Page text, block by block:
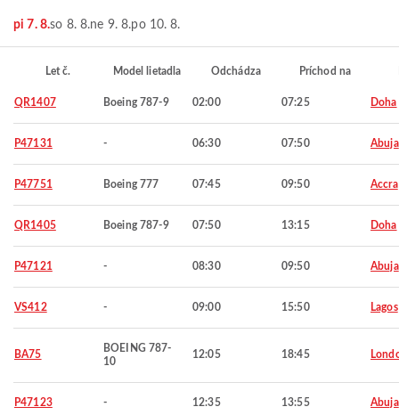
pi 7. 8.so 8. 8.ne 9. 8.po 10. 8.
Let č. Model lietadla Odchádza Príchod na
QR1407 Boeing 787-9 02:00 07:25 Doha
P47131 - 06:30 07:50 Abuja
P47751 Boeing 777 07:45 09:50 Accra
QR1405 Boeing 787-9 07:50 13:15 Doha
P47121 - 08:30 09:50 Abuja
VS412 - 09:00 15:50 Lagos
BA75
BOEING 787-
10
12:05 18:45
P47123 - 12:35 13:55 Abuja